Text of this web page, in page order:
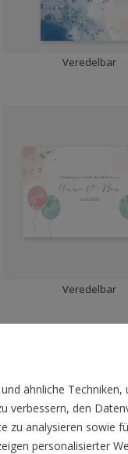
ähnliche Techniken,
verbessern, den
zu analysieren sowie
personalisierter
Veredelbar
Veredelbar